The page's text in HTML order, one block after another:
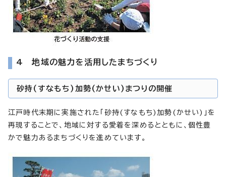
4 地域の魅力を活用したまちづくり
砂持(すなもち)加勢(かせい)まつりの開催
江戸時代末期に実施された「砂持(すなもち)加勢(かせい)」を
再現することで、地域に対する愛着を深めるとともに、個性豊
かで魅力あるまちづくりを進めています。